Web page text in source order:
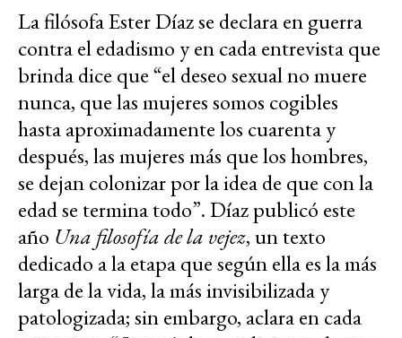
La filósofa Ester Díaz se declara en guerra
contra el edadismo y en cada entrevista que
brinda dice que “el deseo sexual no muere
nunca, que las mujeres somos cogibles
hasta aproximadamente los cuarenta y
después, las mujeres más que los hombres,
se dejan colonizar por la idea de que con la
edad se termina todo”. Díaz publicó este
año Una filosofía de la vejez, un texto
dedicado a la etapa que según ella es la más
larga de la vida, la más invisibilizada y
patologizada; sin embargo, aclara en cada